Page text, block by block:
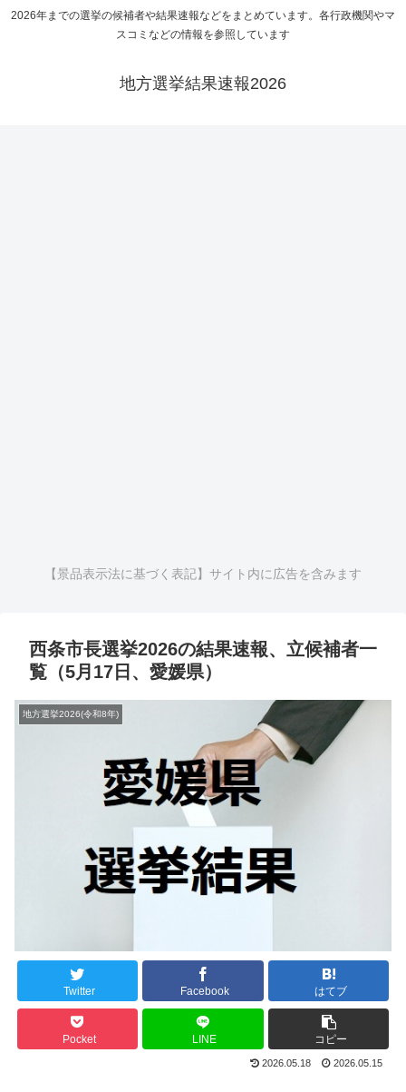
2026年までの選挙の候補者や結果速報などをまとめています。各行政機関やマ
スコミなどの情報を参照しています
地方選挙結果速報2026
【景品表示法に基づく表記】サイト内に広告を含みます
西条市長選挙2026の結果速報、立候補者一
覧（5月17日、愛媛県）
地方選挙2026(令和8年)
Twitter Facebook はてブ
Pocket LINE コピー
2026.05.18 2026.05.15